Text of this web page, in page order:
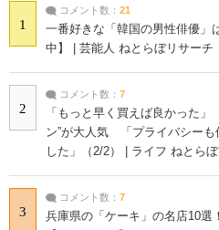
1
コメント数： 21
一番好きな「韓国の男性俳優」
中】 | 芸能人 ねとらぼリサーチ
2
コメント数： 7
「もっと早く買えば良かった
ン”が大人気 「プライバシーも
した」（2/2） | ライフ ねとら
3
コメント数： 7
兵庫県の「ケーキ」の名店10